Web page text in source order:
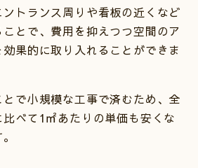
トランス周りや看板の近くなど
とで、費用を抑えつつ空間のア
果的に取り入れることができま
で小規模な工事で済むため、全
べて1㎡あたりの単価も安くな